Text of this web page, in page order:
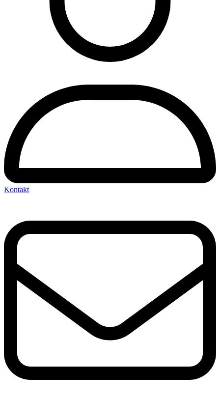
Kontakt